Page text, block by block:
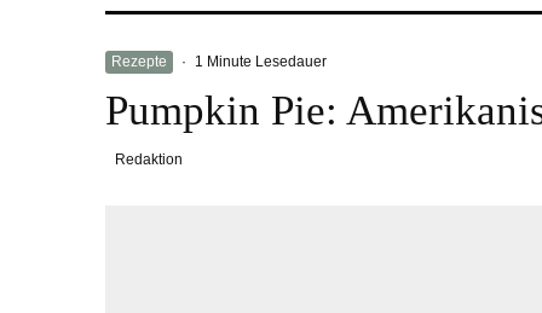
Rezepte · 1 Minute Lesedauer
Pumpkin Pie:
Redaktion